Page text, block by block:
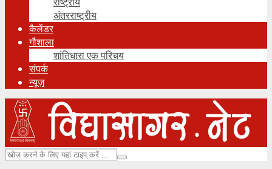
अंतरराष्ट्रीय
कैलेंडर
गौशाला
शांतिधारा एक परिचय
संपर्क
न्यूज़